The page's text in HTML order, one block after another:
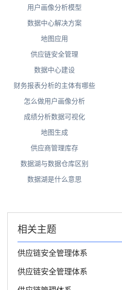
用户画像分析模型
数据中心解决方案
地图应用
供应链安全管理
数据中心建设
财务报表分析的主体有哪些
怎么做用户画像分析
成绩分析数据可视化
地图生成
供应商管理库存
数据湖与数据仓库区别
数据湖是什么意思
相关主题
供应链安全管理体系
供应链安全管理体系